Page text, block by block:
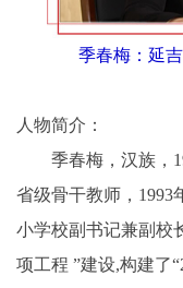
季春梅：延
人物简介：
季春梅，汉族，
省级骨干教师，1993
小学校副书记兼副校
项工程 ”建设,构建了